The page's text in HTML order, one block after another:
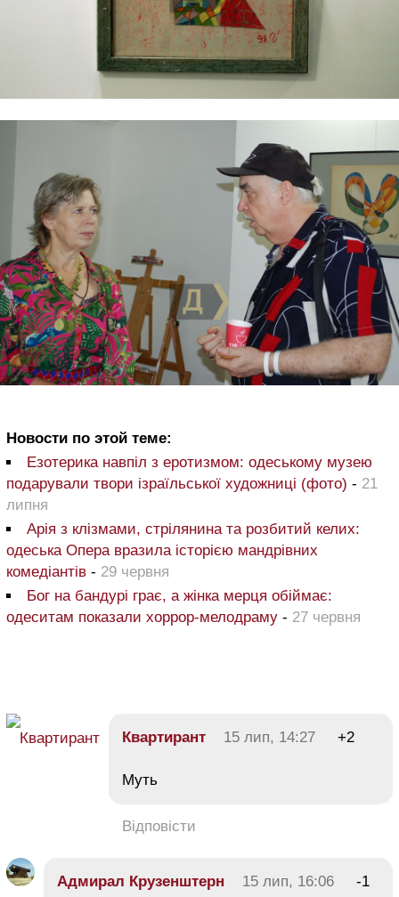
Новости по этой теме:
Езотерика навпіл з еротизмом: одеському музею
подарували твори ізраїльської художниці (фото) - 21
липня
Арія з клізмами, стрілянина та розбитий келих:
одеська Опера вразила історією мандрівних
комедіантів - 29 червня
Бог на бандурі грає, а жінка мерця обіймає:
одеситам показали хоррор-мелодраму - 27 червня
Квартирант 15 лип, 14:27 +2
Муть
Відповісти
Адмирал Крузенштерн 15 лип, 16:06 -1